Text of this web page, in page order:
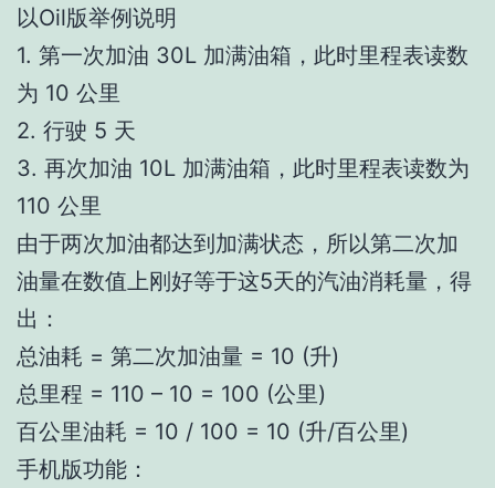
以Oil版举例说明
1. 第一次加油 30L 加满油箱，此时里程表读数
为 10 公里
2. 行驶 5 天
3. 再次加油 10L 加满油箱，此时里程表读数为
110 公里
由于两次加油都达到加满状态，所以第二次加
油量在数值上刚好等于这5天的汽油消耗量，得
出：
总油耗 = 第二次加油量 = 10 (升)
总里程 = 110 – 10 = 100 (公里)
百公里油耗 = 10 / 100 = 10 (升/百公里)
手机版功能：